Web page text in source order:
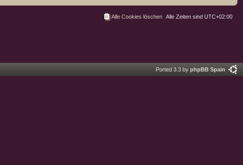
Alle Zeiten sind UTC+02:00
Alle Cookies löschen
Ported 3.3 by phpBB Spain